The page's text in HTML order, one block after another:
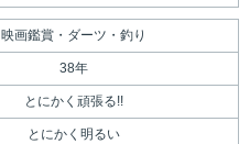
映画鑑賞・ダーツ・釣り
38年
とにかく頑張る!!
とにかく明るい